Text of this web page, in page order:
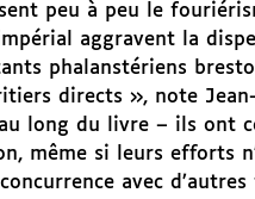
peu à peu le
aggravent la
phalanstériens
directs », note
long du livre – ils ont
même si leurs efforts
avec d’autres